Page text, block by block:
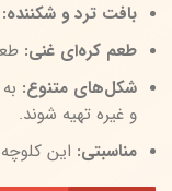
بافت ترد و شکننده:
طعم کره‌ای غنی:
شکل‌های متنوع:
و غیره تهیه شوند.
مناسبتی: این